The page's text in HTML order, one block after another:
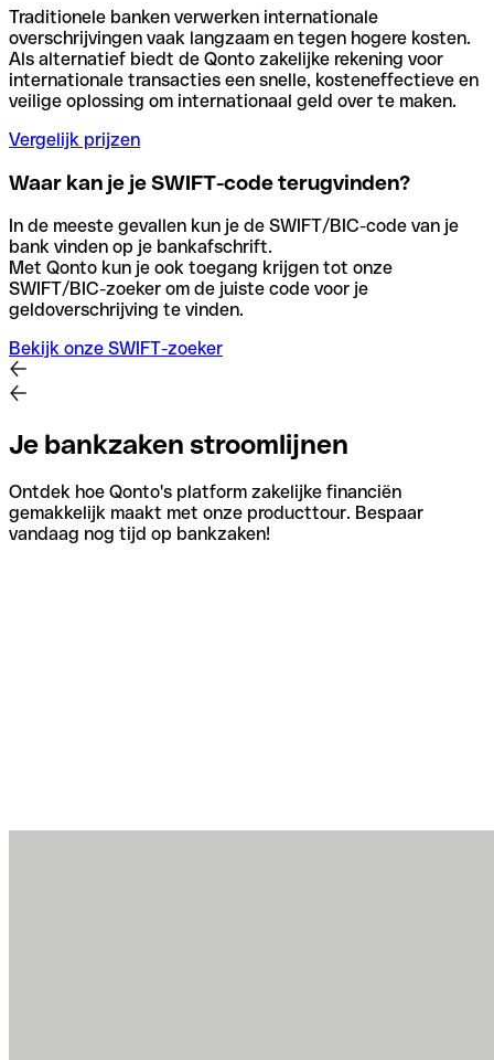
Traditionele banken verwerken internationale
overschrijvingen vaak langzaam en tegen hogere kosten.
Als alternatief biedt de Qonto zakelijke rekening voor
internationale transacties een snelle, kosteneffectieve en
veilige oplossing om internationaal geld over te maken.
Vergelijk prijzen
Waar kan je je SWIFT-code terugvinden?
In de meeste gevallen kun je de SWIFT/BIC-code van je
bank vinden op je bankafschrift.
Met Qonto kun je ook toegang krijgen tot onze
SWIFT/BIC-zoeker om de juiste code voor je
geldoverschrijving te vinden.
Bekijk onze SWIFT-zoeker
Je bankzaken stroomlijnen
Ontdek hoe Qonto's platform zakelijke financiën
gemakkelijk maakt met onze producttour. Bespaar
vandaag nog tijd op bankzaken!